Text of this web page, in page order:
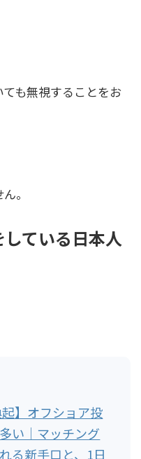
も無視することをお
。
ている日本人
起】オフショア投
い｜マッチング
る新手口と、1日